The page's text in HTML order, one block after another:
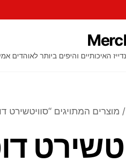
האיכותיים והיפים ביותר לאוהדים
/ מוצרים המתויגים “סוויטשירט